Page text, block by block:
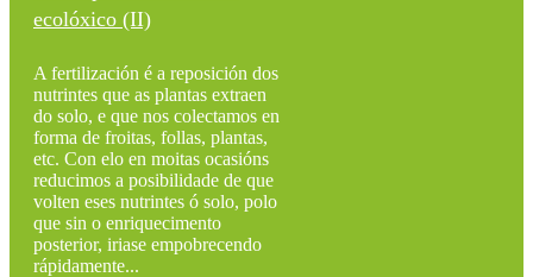
ecolóxico (II)
A fertilización é a reposición dos
nutrintes que as plantas extraen
do solo, e que nos colectamos en
forma de froitas, follas, plantas,
etc. Con elo en moitas ocasións
reducimos a posibilidade de que
volten eses nutrintes ó solo, polo
que sin o enriquecimento
posterior, iriase empobrecendo
rápidamente...